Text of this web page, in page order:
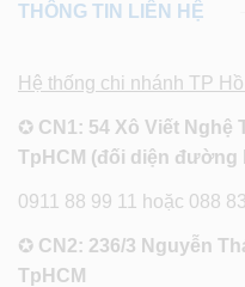
THÔNG TIN LIÊN HỆ
Hệ thống chi nhánh TP
✪ CN1: 54 Xô Viết Nghệ
TpHCM (đối diện đường
0911 88 99 11 hoặc 088
✪ CN2: 236/3 Nguyễn
TpHCM